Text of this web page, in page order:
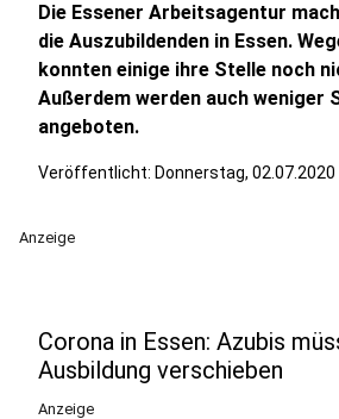
Die Essener Arbeitsagentur
die Auszubildenden in Essen.
konnten einige ihre Stelle noch
Außerdem werden auch weniger
angeboten.
Veröffentlicht: Donnerstag, 02.07.2020
Anzeige
Corona in Essen: Azubis
Ausbildung verschieben
Anzeige